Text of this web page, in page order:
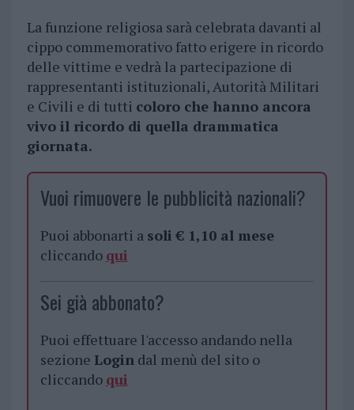
La funzione religiosa sarà celebrata davanti al
cippo commemorativo fatto erigere in ricordo
delle vittime e vedrà la partecipazione di
rappresentanti istituzionali, Autorità Militari
e Civili e di tutti coloro che hanno ancora
vivo il ricordo di quella drammatica
giornata.
Vuoi rimuovere le pubblicità nazionali?
Puoi abbonarti a soli € 1,10 al mese
cliccando qui
Sei già abbonato?
Puoi effettuare l'accesso andando nella
sezione Logindal menù del sito o
cliccando qui